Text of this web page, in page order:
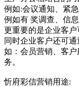
例如:会议通知、紧
例如有 奖调查、信
更重要的是企业客户
同时企业客户还可
如：会员营销、客
务。
忻府彩信营销用途: